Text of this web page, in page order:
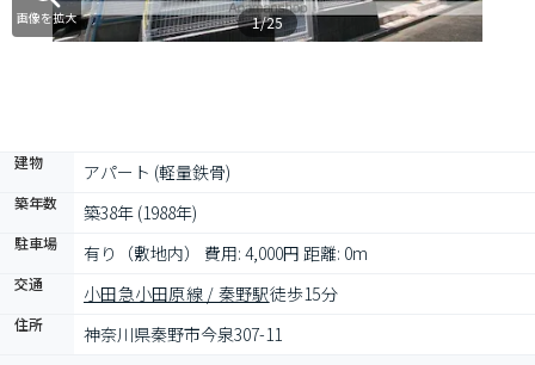
画像を拡大 1/25
建物 アパート (軽量鉄骨)
築年数 築38年 (1988年)
駐車場 有り（敷地内） 費用: 4,000円 距離: 0m
交通 小田急小田原線 / 秦野駅徒歩15分
住所 神奈川県秦野市今泉307-11